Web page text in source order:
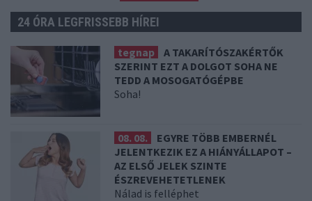
24 ÓRA LEGFRISSEBB HÍREI
tegnap
A TAKARÍTÓSZAKÉRTŐK
SZERINT EZT A DOLGOT SOHA NE
TEDD A MOSOGATÓGÉPBE
Soha!
08. 08.
EGYRE TÖBB EMBERNÉL
JELENTKEZIK EZ A HIÁNYÁLLAPOT –
AZ ELSŐ JELEK SZINTE
ÉSZREVEHETETLENEK
Nálad is felléphet